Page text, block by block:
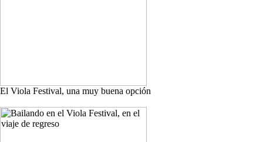
El Viola Festival, una muy buena opción